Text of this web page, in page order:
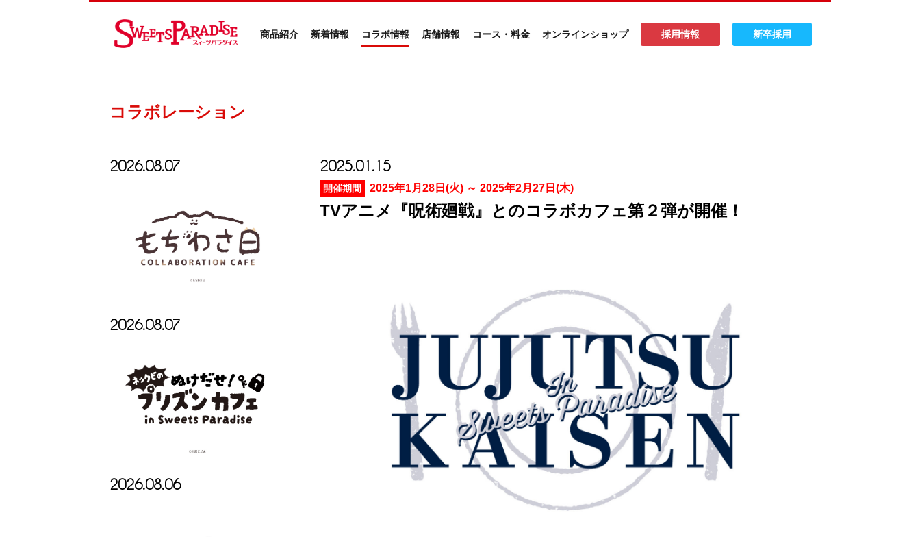
商品紹介 新着情報 コラボ情報 店舗情報 コース・料金 オンラインショップ 採用情報 新卒採用
コラボレーション
2026.08.07
2026.08.07
2026.08.06
2025.01.15
開催期間 2025年1月28日(火) ～ 2025年2月27日(木)
TVアニメ『呪術廻戦』とのコラボカフェ第２弾が開催！